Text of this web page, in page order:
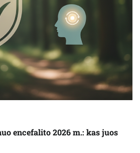
encefalito 2026 m.: kas juos